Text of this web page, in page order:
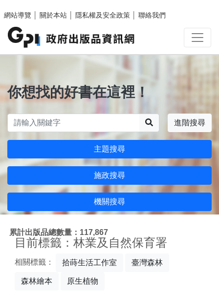
網站導覽
關於本站 隱私權及安全政策 聯絡我們
你想找的好書在這裡！
進階搜尋
主題搜尋
施政搜尋
機關搜尋
累計出版品總數量：117,867
目前標籤：林業及自然保育署
相關標籤： 拾蒔生活工作室 臺灣森林
森林繪本 原生植物